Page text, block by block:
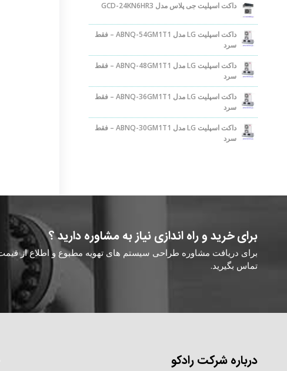
داکت اسپلیت جی پلاس مدل GCD-24KN6HR3
داکت اسپلیت LG مدل ABNQ-54GM1T1 – فقط
سرد
داکت اسپلیت LG مدل ABNQ-48GM1T1 – فقط
سرد
داکت اسپلیت LG مدل ABNQ-36GM1T1 – فقط
سرد
داکت اسپلیت LG مدل ABNQ-30GM1T1 – فقط
سرد
برای خرید و راه اندازی نیاز به مشاوره دارید ؟
برای دریافت مشاوره طراحی سیستم های تهویه مطبوع و اطلاع از قیمت
تماس بگیرید.
درباره شرکت رادکو